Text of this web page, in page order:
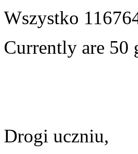
Wszystko
Currently are 50
Drogi uczniu,